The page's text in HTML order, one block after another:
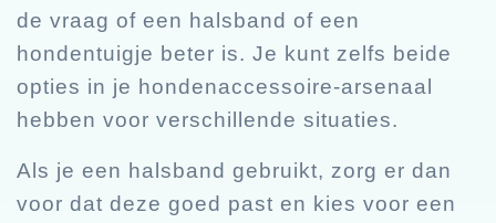
de vraag of een halsband of een
hondentuigje beter is. Je kunt zelfs beide
opties in je hondenaccessoire-arsenaal
hebben voor verschillende situaties.
Als je een halsband gebruikt, zorg er dan
voor dat deze goed past en kies voor een